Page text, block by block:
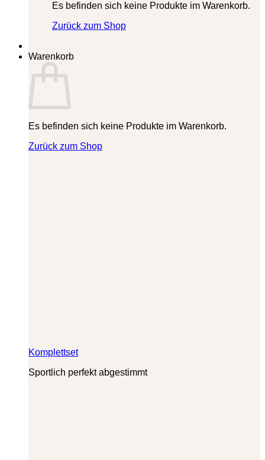
Es befinden sich keine Produkte im Warenkorb.
Zurück zum Shop
Warenkorb
Es befinden sich keine Produkte im Warenkorb.
Zurück zum Shop
Komplettset
Sportlich perfekt abgestimmt